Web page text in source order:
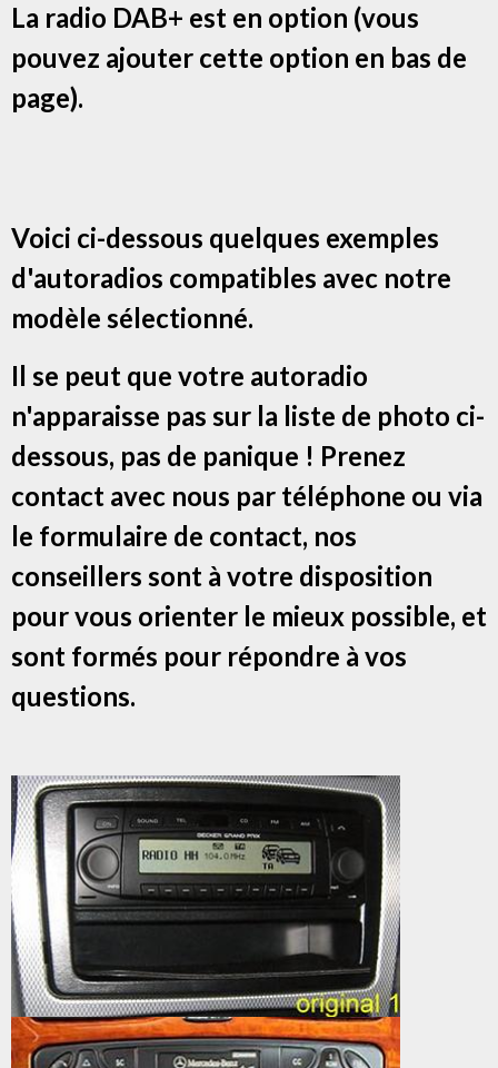
La radio DAB+ est en option (vous
pouvez ajouter cette option en bas de
page).
Voici ci-dessous quelques exemples
d'autoradios compatibles avec notre
modèle sélectionné.
Il se peut que votre autoradio
n'apparaisse pas sur la liste de photo ci-
dessous, pas de panique ! Prenez
contact avec nous par téléphone ou via
le formulaire de contact, nos
conseillers sont à votre disposition
pour vous orienter le mieux possible, et
sont formés pour répondre à vos
questions.